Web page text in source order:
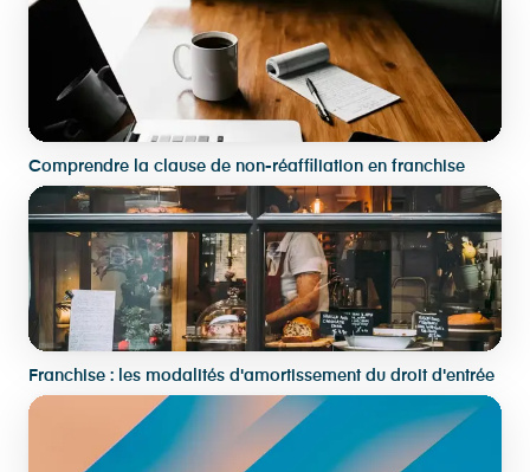
Comprendre la clause de non-réaffiliation en franchise
Franchise : les modalités d'amortissement du droit d'entrée